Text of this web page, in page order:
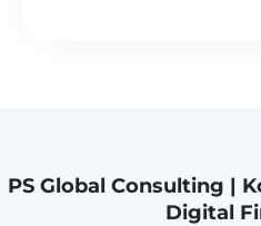
PS Global Consulting |
Digital